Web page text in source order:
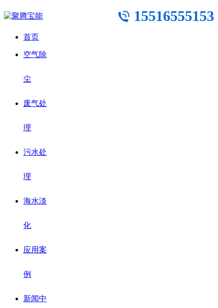
15516555153
首页
空气除
尘
废气处
理
污水处
理
海水淡
化
应用案
例
新闻中